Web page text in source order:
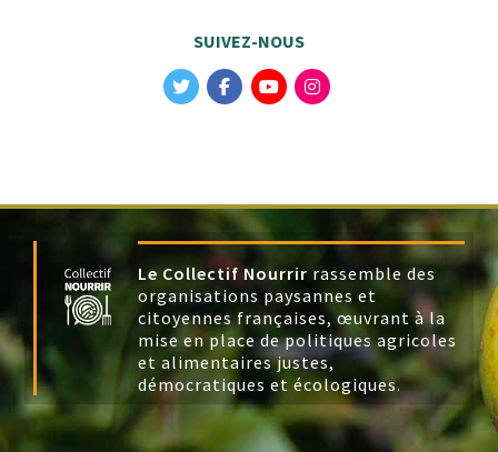
SUIVEZ-NOUS
Le Collectif Nourrir rassemble des
organisations paysannes et
citoyennes françaises, œuvrant à la
mise en place de politiques agricoles
et alimentaires justes,
démocratiques et écologiques.